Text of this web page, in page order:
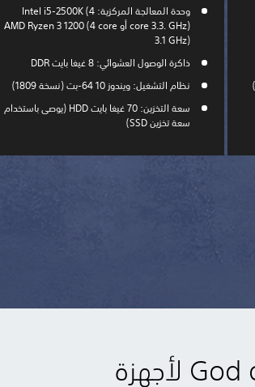
وحدة المعالجة المركزية: Intel i5-2500K (4
core 3.3. GHz) أو AMD Ryzen 3 1200 (4 core
3.1 GHz)‎
ذاكرة الوصول العشوائي: 8 غيغا بايت DDR
نظام التشغيل: ويندوز 10 64-بت (نسخة 1809)
سعة التخزين: 70 غيغا بايت HDD (يوصى باستخدام
سعة تخزين SSD)
لقطات شاشة من لعبة God of War لأجهزة